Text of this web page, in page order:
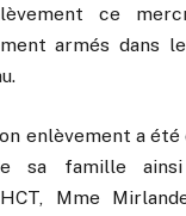
ce
armés dans
enlèvement a
sa famille
Mme